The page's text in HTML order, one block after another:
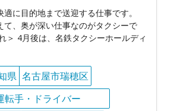
に目的地まで送迎する仕事です。
て、奥が深い仕事なのがタクシーで
＞ 4月後は、名鉄タクシーホールディ
県 名古屋市瑞穂区
転手・ドライバー